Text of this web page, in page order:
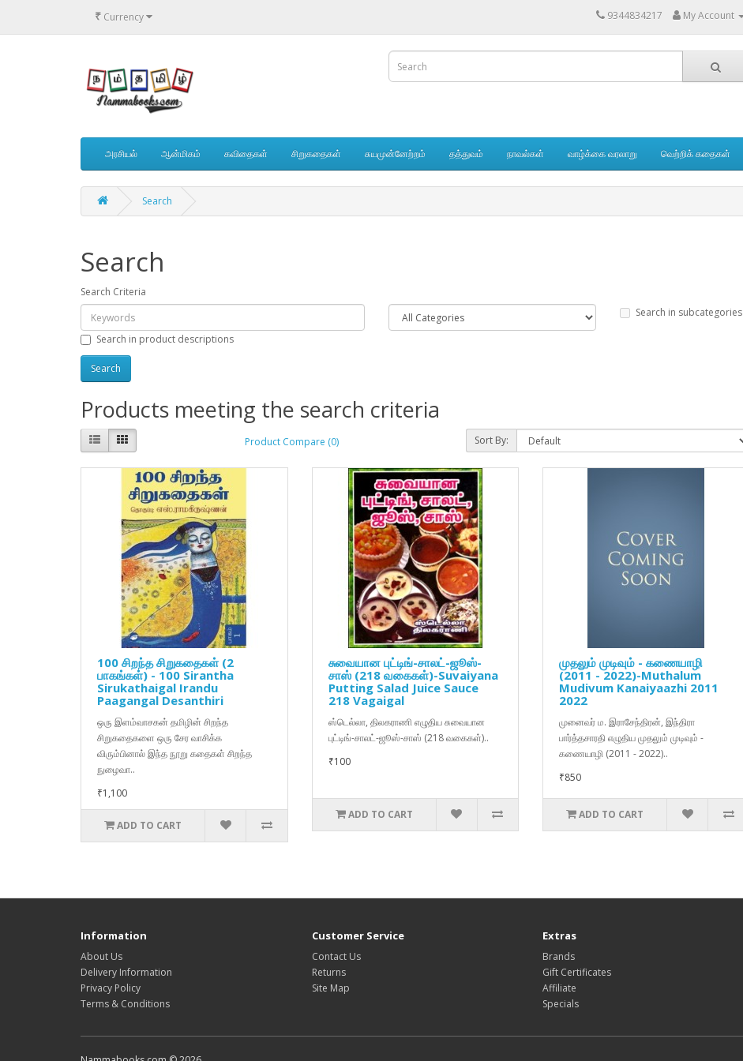
₹ Currency 9344834217 My Account
அரசியல் ஆன்மிகம் கவிதைகள் சிறுகதைகள் சுயமுன்னேற்றம் தத்துவம் நாவல்கள் வாழ்க்கை வரலாறு வெற்றிக் கதைகள்
Search
Search
Search Criteria
Search in subcategories
Search in product descriptions
Products meeting the search criteria
Product Compare (0) Sort By:
100 சிறந்த சிறுகதைகள் (2
பாகங்கள்) - 100 Sirantha
Sirukathaigal Irandu
Paagangal Desanthiri
ஒரு இளம்வாசகன் தமிழின் சிறந்த
சிறுகதைகளை ஒரு சேர வாசிக்க
விரும்பினால் இந்த நூறு கதைகள் சிறந்த
நுழைவா..
₹1,100
ADD TO CART
சுவையான புட்டிங்-சாலட்-ஜூஸ்-
சாஸ் (218 வகைகள்)-Suvaiyana
Putting Salad Juice Sauce
218 Vagaigal
ஸ்டெல்லா, திலகராணி எழுதிய சுவையான
புட்டிங்-சாலட்-ஜூஸ்-சாஸ் (218 வகைகள்)..
₹100
ADD TO CART
முதலும் முடிவும் - கணையாழி
(2011 - 2022)-Muthalum
Mudivum Kanaiyaazhi 2011
2022
முனைவர் ம. இராசேந்திரன், இந்திரா
பார்த்தசாரதி எழுதிய முதலும் முடிவும் -
கணையாழி (2011 - 2022)..
₹850
ADD TO CART
Information
About Us
Delivery Information
Privacy Policy
Terms & Conditions
Customer Service
Contact Us
Returns
Site Map
Extras
Brands
Gift Certificates
Affiliate
Specials